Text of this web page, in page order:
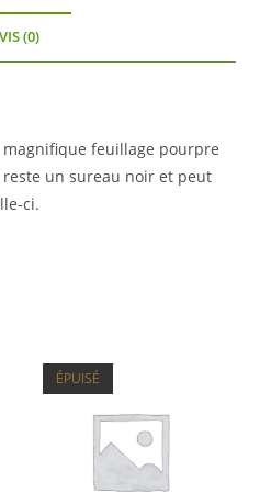
(0)
feuillage pourpre
un sureau noir et peut
ci.
ÉPUISÉ